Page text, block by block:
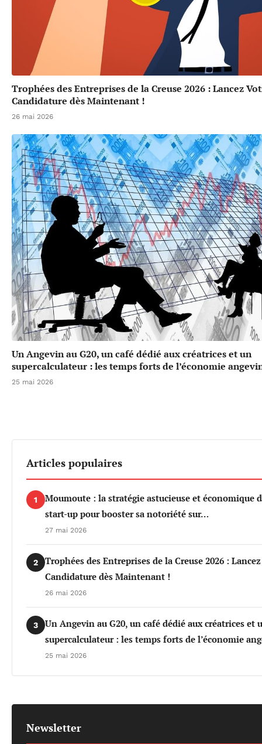
Trophées des Entreprises de la Creuse 2026 : Lancez
Candidature dès Maintenant !
26 mai 2026
Un Angevin au G20, un café dédié aux créatrices et un
supercalculateur : les temps forts de l’économie
25 mai 2026
Articles populaires
1
Moumoute : la stratégie astucieuse et économique
start-up pour booster sa notoriété sur…
27 mai 2026
2
Trophées des Entreprises de la Creuse 2026 :
Candidature dès Maintenant !
26 mai 2026
3
Un Angevin au G20, un café dédié aux créatrices et
supercalculateur : les temps forts de l’économie
25 mai 2026
Newsletter